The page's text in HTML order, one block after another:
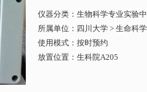
仪器分类：生物科学专业实验
所属单位： 四川大学 > 生命科
使用模式：按时预约
放置位置：生科院A205